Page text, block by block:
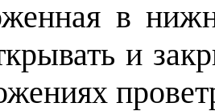
в
и